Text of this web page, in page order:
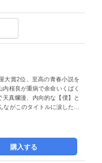
大賞2位、至高の青春小説を
桜良が重病で余命いくばく
真爛漫、内向的な【僕】と
がこのタイトルに涙した…
購入する